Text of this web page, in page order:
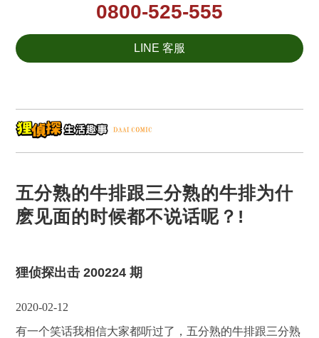
0800-525-555
LINE 客服
五分熟的牛排跟三分熟的牛排为什
麽见面的时候都不说话呢？!
狸侦探出击 200224 期
2020-02-12
有一个笑话我相信大家都听过了，五分熟的牛排跟三分熟